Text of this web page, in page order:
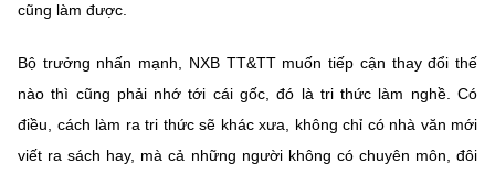
cũng làm được.
Bộ trưởng nhấn mạnh, NXB TT&TT muốn tiếp cận thay đổi thế
nào thì cũng phải nhớ tới cái gốc, đó là tri thức làm nghề. Có
điều, cách làm ra tri thức sẽ khác xưa, không chỉ có nhà văn mới
viết ra sách hay, mà cả những người không có chuyên môn, đôi